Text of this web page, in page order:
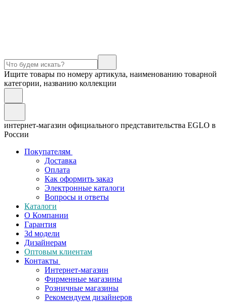
Ищите товары по номеру артикула, наименованию товарной
категории, названию коллекции
интернет-магазин официального представительства EGLO в
России
Покупателям
Доставка
Оплата
Как оформить заказ
Электронные каталоги
Вопросы и ответы
Каталоги
О Компании
Гарантия
3d модели
Дизайнерам
Оптовым клиентам
Контакты
Интернет-магазин
Фирменные магазины
Розничные магазины
Рекомендуем дизайнеров